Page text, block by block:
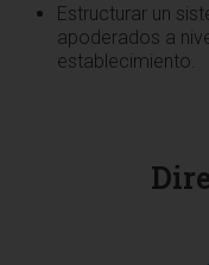
Estructurar un
apoderados a
establecimiento.